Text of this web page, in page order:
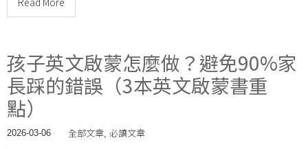
孩子英文啟蒙怎麼做？避免90%家
長踩的錯誤（3本英文啟蒙書重
點）
2026-03-06 全部文章, 必讀文章